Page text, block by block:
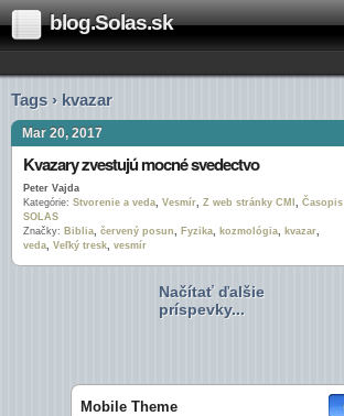
blog.Solas.sk
Tags › kvazar
Mar 20, 2017
Kvazary zvestujú mocné svedectvo
Peter Vajda
Kategórie: Stvorenie a veda, Vesmír, Z web stránky CMI , Časopis
SOLAS
Značky: Biblia, červený posun, Fyzika, kozmológia, kvazar,
veda, Veľký tresk, vesmír
Načítať ďalšie
príspevky...
Mobile Theme